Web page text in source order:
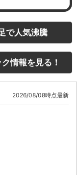
で人気沸騰
情報を見る！
2026/08/08時点最新